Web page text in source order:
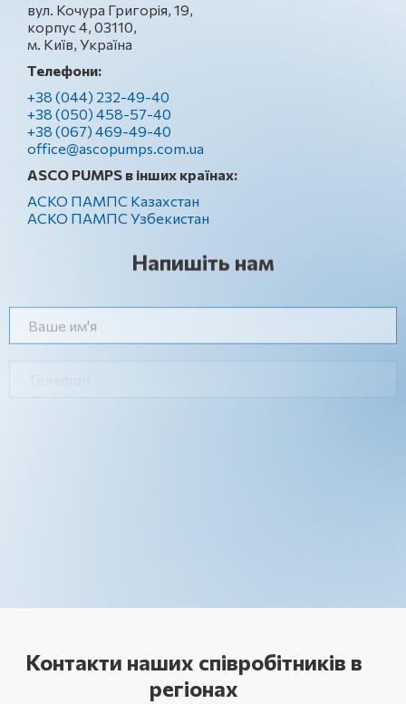
вул. Кочура Григорія, 19,
корпус 4, 03110,
м. Київ, Україна
Телефони:
+38 (044) 232-49-40
+38 (050) 458-57-40
+38 (067) 469-49-40
office@ascopumps.com.ua
ASCO PUMPS в інших країнах:
АСКО ПАМПС Казахстан
АСКО ПАМПС Узбекистан
Напишіть нам
Контакти наших співробітників в
регіонах